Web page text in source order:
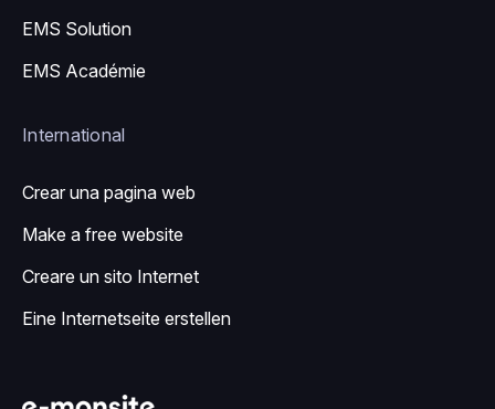
EMS Solution
EMS Académie
International
Crear una pagina web
Make a free website
Creare un sito Internet
Eine Internetseite erstellen